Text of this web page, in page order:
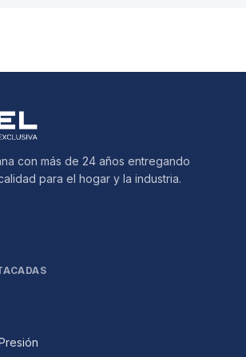
con más de 24 años entregando
para el hogar y la industria.